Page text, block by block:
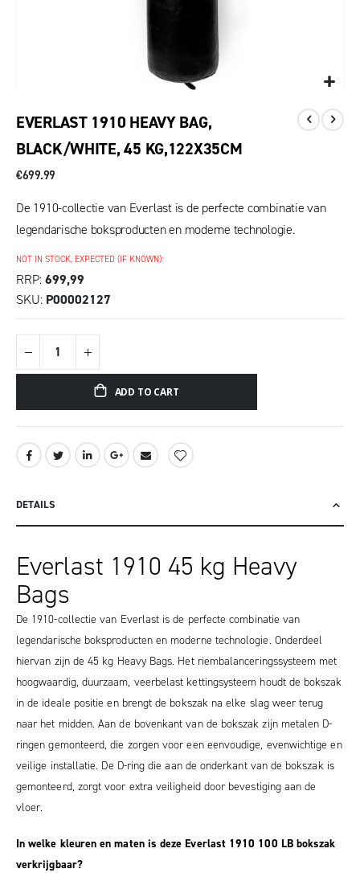
EVERLAST 1910 HEAVY BAG,
BLACK/WHITE, 45 KG,122X35CM
€699.99
De 1910-collectie van Everlast is de perfecte combinatie van
legendarische boksproducten en moderne technologie.
NOT IN STOCK, EXPECTED (IF KNOWN):
RRP 699,99
SKU P00002127
ADD TO CART
DETAILS
Everlast 1910 45 kg Heavy
Bags
De 1910-collectie van Everlast is de perfecte combinatie van
legendarische boksproducten en moderne technologie. Onderdeel
hiervan zijn de 45 kg Heavy Bags. Het riembalanceringssysteem met
hoogwaardig, duurzaam, veerbelast kettingsysteem houdt de bokszak
in de ideale positie en brengt de bokszak na elke slag weer terug
naar het midden. Aan de bovenkant van de bokszak zijn metalen D-
ringen gemonteerd, die zorgen voor een eenvoudige, evenwichtige en
veilige installatie. De D-ring die aan de onderkant van de bokszak is
gemonteerd, zorgt voor extra veiligheid door bevestiging aan de
vloer.
In welke kleuren en maten is deze Everlast 1910 100 LB bokszak
verkrijgbaar?